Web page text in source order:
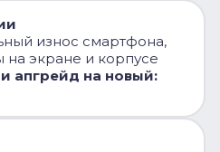
износ смартфона,
экране и корпусе
апгрейд на новый: